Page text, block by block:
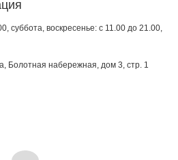
суббота, воскресенье: с 11.00 до 21.00,
Болотная набережная, дом 3, стр. 1